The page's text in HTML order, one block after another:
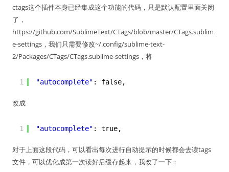
ctags这个插件本身已经集成这个功能的代码，只是默认配置里面关闭
了，
https://github.com/SublimeText/CTags/blob/master/CTags.sublim
e-settings，我们只需要修改~/.config/sublime-text-
2/Packages/CTags/CTags.sublime-settings，将
1 "autocomplete" : false,
改成
1 "autocomplete" : true,
对于上面这段代码，可以看出每次进行自动提示的时候都会去读tags
文件，可以优化成第一次读好后缓存起来，我改了一下：